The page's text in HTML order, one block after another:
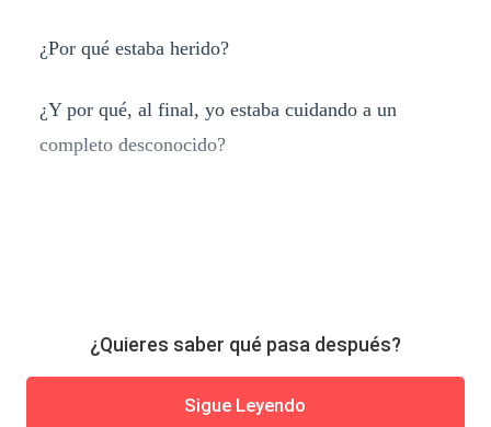
¿Por qué estaba herido?
¿Y por qué, al final, yo estaba cuidando a un
completo desconocido?
¿Quieres saber qué pasa después?
Sigue Leyendo